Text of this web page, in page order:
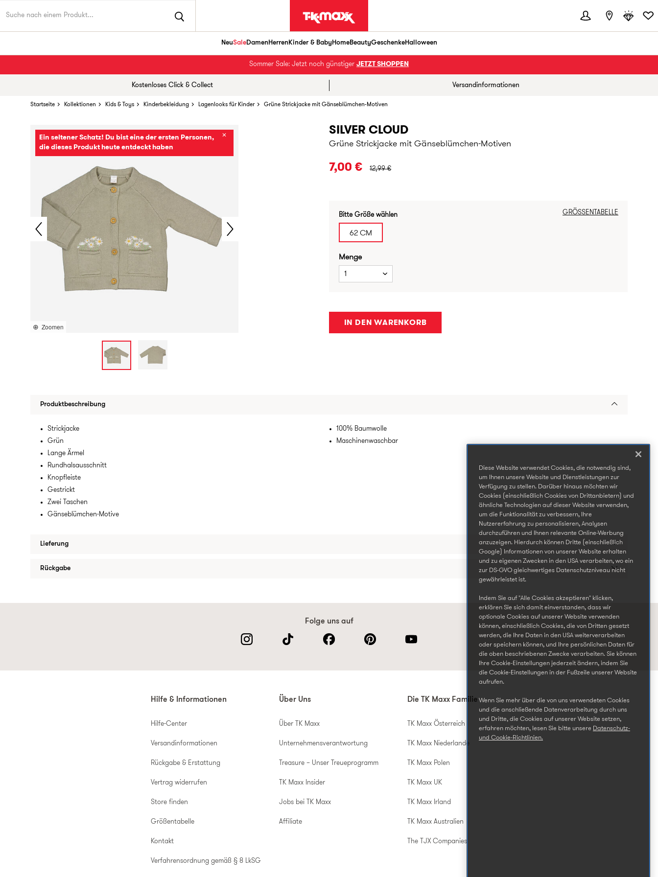
NeuSaleDamenHerrenKinder & BabyHomeBeautyGeschenkeHalloween
Sommer Sale: Jetzt noch günstiger JETZT SHOPPEN
Kostenloses Click & Collect Versandinformationen
Startseite Kollektionen Kids & Toys Kinderbekleidung Lagenlooks für Kinder Grüne Strickjacke mit Gänseblümchen-Motiven
Ein seltener Schatz! Du bist eine der ersten Personen,
die dieses Produkt heute entdeckt haben
✕
Zoomen
SILVER CLOUD
Grüne Strickjacke mit Gänseblümchen-Motiven
7,00 € URSPRÜNGLICHER PREIS:
12,99 €
GRÖSSENTABELLE
Bitte Größe wählen
62 CM
Menge
1
IN DEN WARENKORB
Produktbeschreibung
Strickjacke
Grün
Lange Ärmel
Rundhalsausschnitt
Knopfleiste
Gestrickt
Zwei Taschen
Gänseblümchen-Motive
100% Baumwolle
Maschinenwaschbar
Lieferung
Rückgabe
Folge uns auf
Hilfe & Informationen
Hilfe-Center
Versandinformationen
Rückgabe & Erstattung
Vertrag widerrufen
Store finden
Größentabelle
Kontakt
Verfahrensordnung gemäß § 8 LkSG
Über Uns
Über TK Maxx
Unternehmensverantwortung
Treasure – Unser Treueprogramm
TK Maxx Insider
Jobs bei TK Maxx
Affiliate
Die TK Maxx Familie
TK Maxx Österreich
TK Maxx Niederlande
TK Maxx Polen
TK Maxx UK
TK Maxx Irland
TK Maxx Australien
The TJX Companies
Diese Website verwendet Cookies, die notwendig sind,
um Ihnen unsere Website und Dienstleistungen zur
Verfügung zu stellen. Darüber hinaus möchten wir
Cookies (einschließlich Cookies von Drittanbietern) und
ähnliche Technologien auf dieser Website verwenden,
um die Funktionalität zu verbessern, Ihre
Nutzererfahrung zu personalisieren, Analysen
durchzuführen und Ihnen relevante Online-Werbung
anzuzeigen. Hierdurch können Dritte (einschließlich
Google) Informationen von unserer Website erhalten
und zu eigenen Zwecken in den USA verarbeiten, wo ein
zur DS-GVO gleichwertiges Datenschutzniveau nicht
gewährleistet ist.
Indem Sie auf "Alle Cookies akzeptieren" klicken,
erklären Sie sich damit einverstanden, dass wir
optionale Cookies auf unserer Website verwenden
können, einschließlich Cookies, die von Dritten gesetzt
werden, die Ihre Daten in den USA weiterverarbeiten
oder speichern können, und Ihre persönlichen Daten für
die oben beschriebenen Zwecke verarbeiten. Sie können
Ihre Cookie-Einstellungen jederzeit ändern, indem Sie
die Cookie-Einstellungen in der Fußzeile unserer Website
aufrufen.
Wenn Sie mehr über die von uns verwendeten Cookies
und die anschließende Datenverarbeitung durch uns
und Dritte, die Cookies auf unserer Website setzen,
erfahren möchten, lesen Sie bitte unsere Datenschutz-
und Cookie-Richtlinien.